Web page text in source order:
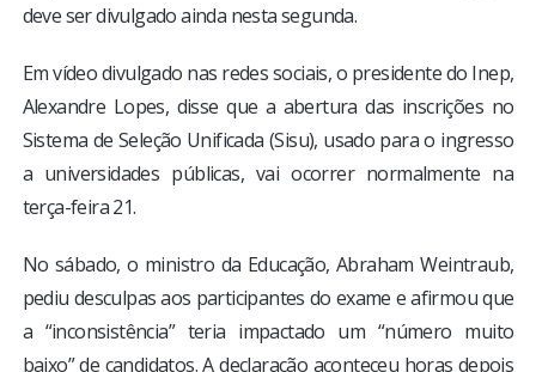
deve ser divulgado ainda nesta segunda.
Em vídeo divulgado nas redes sociais, o presidente do Inep,
Alexandre Lopes, disse que a abertura das inscrições no
Sistema de Seleção Unificada (Sisu), usado para o ingresso
a universidades públicas, vai ocorrer normalmente na
terça-feira 21.
No sábado, o ministro da Educação, Abraham Weintraub,
pediu desculpas aos participantes do exame e afirmou que
a “inconsistência” teria impactado um “número muito
baixo” de candidatos. A declaração aconteceu horas depois